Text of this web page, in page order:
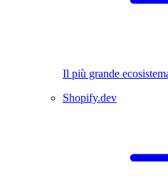
Il più grande
Shopify.dev